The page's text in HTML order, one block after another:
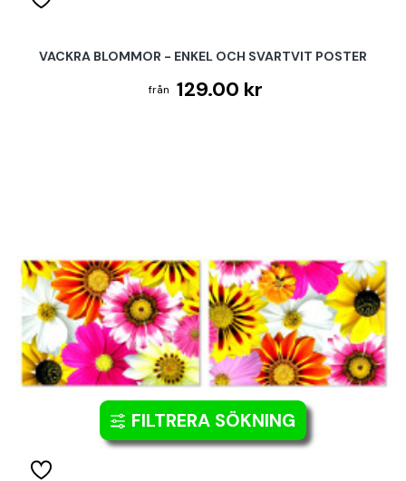
VACKRA BLOMMOR - ENKEL OCH SVARTVIT POSTER
129.00 kr
FILTRERA SÖKNING